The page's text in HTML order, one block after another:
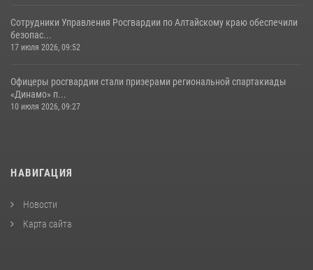
Сотрудники Управления Росгвардии по Алтайскому краю обеспечили
безопас...
17 июля 2026, 09:52
Офицеры росгвардии стали призерами региональной спартакиады
«Динамо» п...
10 июля 2026, 09:27
НАВИГАЦИЯ
Новости
Карта сайта